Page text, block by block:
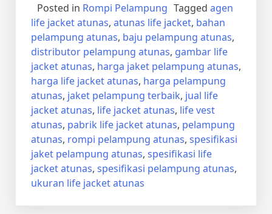
Posted in Rompi Pelampung Tagged agen
life jacket atunas, atunas life jacket, bahan
pelampung atunas, baju pelampung atunas,
distributor pelampung atunas, gambar life
jacket atunas, harga jaket pelampung atunas,
harga life jacket atunas, harga pelampung
atunas, jaket pelampung terbaik, jual life
jacket atunas, life jacket atunas, life vest
atunas, pabrik life jacket atunas, pelampung
atunas, rompi pelampung atunas, spesifikasi
jaket pelampung atunas, spesifikasi life
jacket atunas, spesifikasi pelampung atunas,
ukuran life jacket atunas